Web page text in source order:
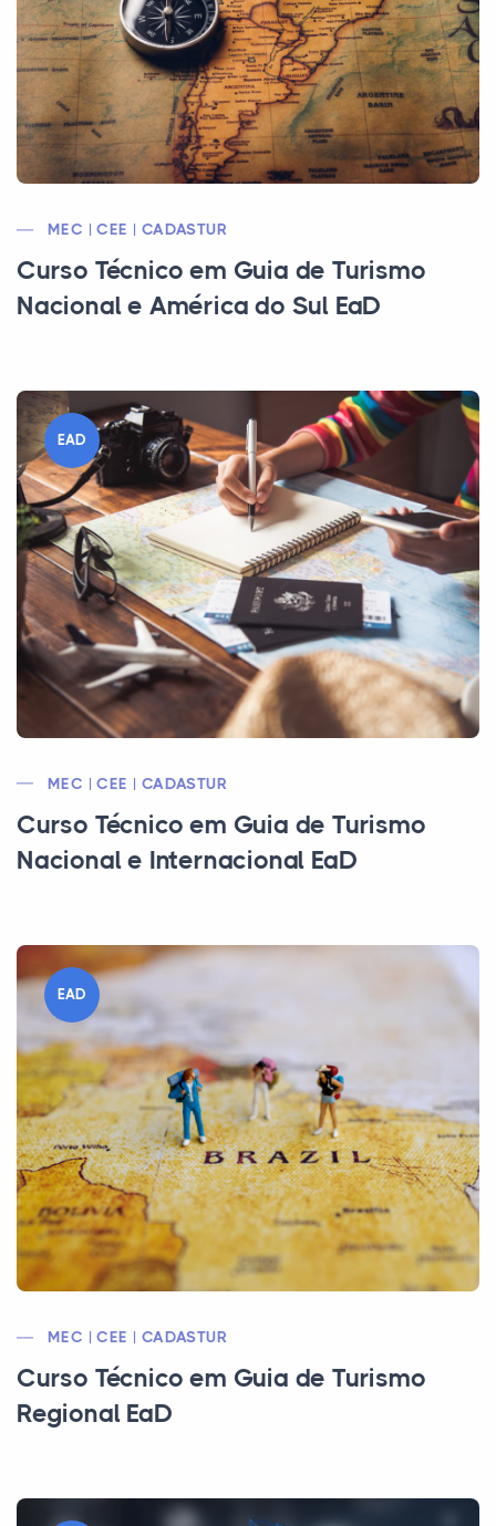
MEC | CEE | CADASTUR
Curso Técnico em Guia de Turismo
Nacional e América do Sul EaD
EAD
MEC | CEE | CADASTUR
Curso Técnico em Guia de Turismo
Nacional e Internacional EaD
EAD
MEC | CEE | CADASTUR
Curso Técnico em Guia de Turismo
Regional EaD